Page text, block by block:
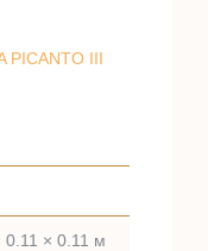
PICANTO III
0.11 × 0.11 м